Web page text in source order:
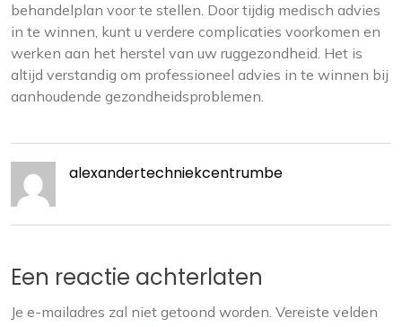
behandelplan voor te stellen. Door tijdig medisch advies
in te winnen, kunt u verdere complicaties voorkomen en
werken aan het herstel van uw ruggezondheid. Het is
altijd verstandig om professioneel advies in te winnen bij
aanhoudende gezondheidsproblemen.
alexandertechniekcentrumbe
Een reactie achterlaten
Je e-mailadres zal niet getoond worden. Vereiste velden